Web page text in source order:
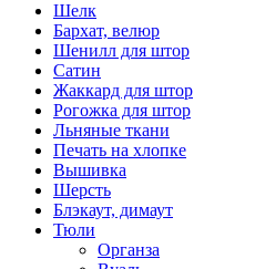
Шелк
Бархат, велюр
Шенилл для штор
Сатин
Жаккард для штор
Рогожка для штор
Льняные ткани
Печать на хлопке
Вышивка
Шерсть
Блэкаут, димаут
Тюли
Органза